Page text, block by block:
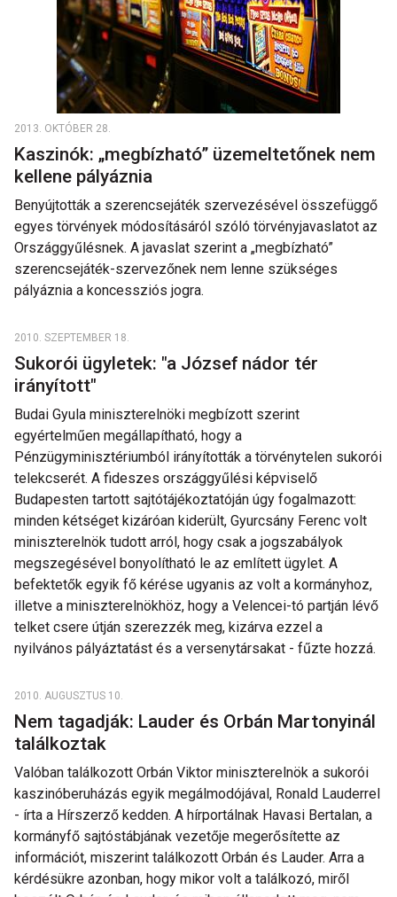
2013. OKTÓBER 28.
Kaszinók: „megbízható” üzemeltetőnek nem
kellene pályáznia
Benyújtották a szerencsejáték szervezésével összefüggő
egyes törvények módosításáról szóló törvényjavaslatot az
Országgyűlésnek. A javaslat szerint a „megbízható”
szerencsejáték-szervezőnek nem lenne szükséges
pályáznia a koncessziós jogra.
2010. SZEPTEMBER 18.
Sukorói ügyletek: "a József nádor tér
irányított"
Budai Gyula miniszterelnöki megbízott szerint
egyértelműen megállapítható, hogy a
Pénzügyminisztériumból irányították a törvénytelen sukorói
telekcserét. A fideszes országgyűlési képviselő
Budapesten tartott sajtótájékoztatóján úgy fogalmazott:
minden kétséget kizáróan kiderült, Gyurcsány Ferenc volt
miniszterelnök tudott arról, hogy csak a jogszabályok
megszegésével bonyolítható le az említett ügylet. A
befektetők egyik fő kérése ugyanis az volt a kormányhoz,
illetve a miniszterelnökhöz, hogy a Velencei-tó partján lévő
telket csere útján szerezzék meg, kizárva ezzel a
nyilvános pályáztatást és a versenytársakat - fűzte hozzá.
2010. AUGUSZTUS 10.
Nem tagadják: Lauder és Orbán Martonyinál
találkoztak
Valóban találkozott Orbán Viktor miniszterelnök a sukorói
kaszinóberuházás egyik megálmodójával, Ronald Lauderrel
- írta a Hírszerző kedden. A hírportálnak Havasi Bertalan, a
kormányfő sajtóstábjának vezetője megerősítette az
információt, miszerint találkozott Orbán és Lauder. Arra a
kérdésükre azonban, hogy mikor volt a találkozó, miről